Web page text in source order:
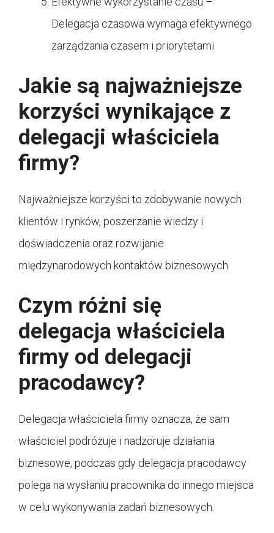
Delegacja czasowa wymaga efektywnego
zarządzania czasem i priorytetami.
Jakie są najważniejsze
korzyści wynikające z
delegacji właściciela
firmy?
Najważniejsze korzyści to zdobywanie nowych
klientów i rynków, poszerzanie wiedzy i
doświadczenia oraz rozwijanie
międzynarodowych kontaktów biznesowych.
Czym różni się
delegacja właściciela
firmy od delegacji
pracodawcy?
Delegacja właściciela firmy oznacza, że sam
właściciel podróżuje i nadzoruje działania
biznesowe, podczas gdy delegacja pracodawcy
polega na wysłaniu pracownika do innego miejsca
w celu wykonywania zadań biznesowych.